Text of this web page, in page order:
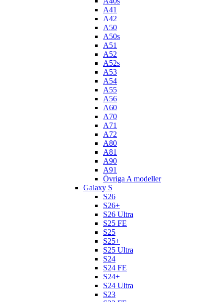
A41
A42
A50
A50s
A51
A52
A52s
A53
A54
A55
A56
A60
A70
A71
A72
A80
A81
A90
A91
Övriga A modeller
Galaxy S
S26
S26+
S26 Ultra
S25 FE
S25
S25+
S25 Ultra
S24
S24 FE
S24+
S24 Ultra
S23